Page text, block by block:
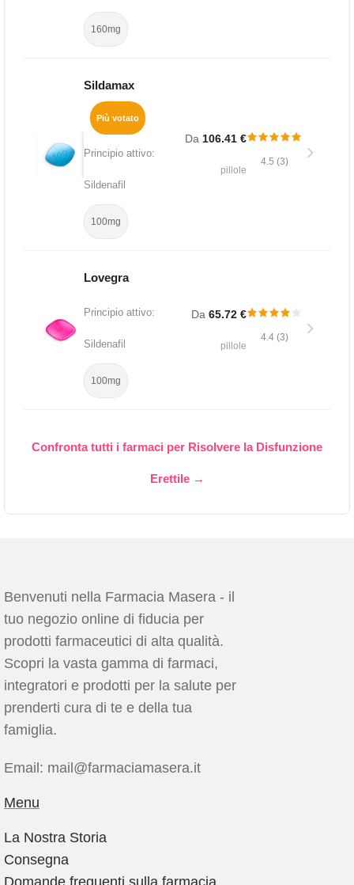
160mg
Sildamax
Più votato
Principio attivo:
Sildenafil
100mg
Da 106.41 €
pillole
4.5 (3)
Lovegra
Principio attivo:
Sildenafil
100mg
Da 65.72 €
pillole
4.4 (3)
Confronta tutti i farmaci per Risolvere la Disfunzione
Erettile →
Benvenuti nella Farmacia Masera - il
tuo negozio online di fiducia per
prodotti farmaceutici di alta qualità.
Scopri la vasta gamma di farmaci,
integratori e prodotti per la salute per
prenderti cura di te e della tua
famiglia.
Email: mail@farmaciamasera.it
Menu
La Nostra Storia
Consegna